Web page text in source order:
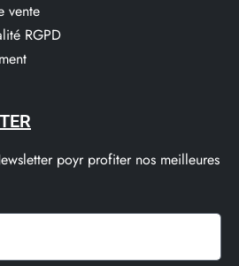
vente
RGPD
poyr profiter nos meilleures